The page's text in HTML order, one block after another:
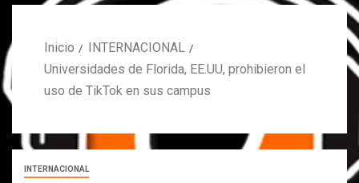
Inicio
INTERNACIONAL
Universidades de Florida, EE.UU, prohibieron el
uso de TikTok en sus campus
INTERNACIONAL